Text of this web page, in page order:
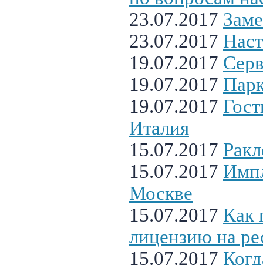
23.07.2017
23.07.2017
19.07.2017
19.07.2017
19.07.2017
Италия
15.07.2017
15.07.2017
Москве
15.07.2017 Как
лицензию на
15.07.2017